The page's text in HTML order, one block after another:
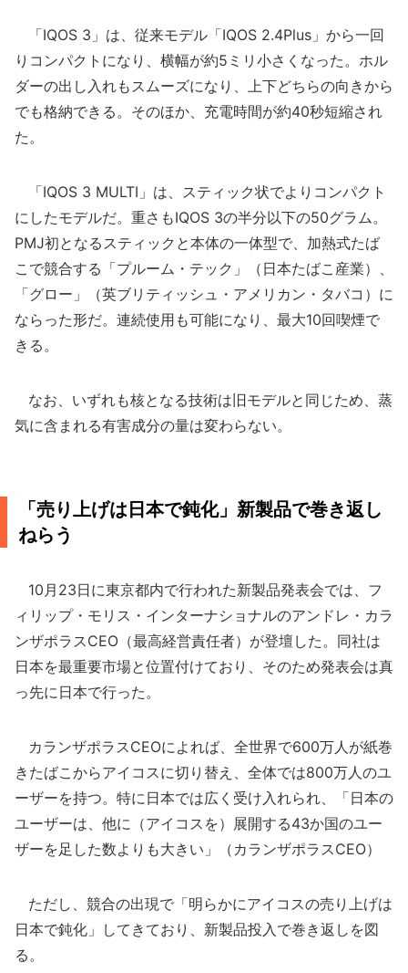
「IQOS 3」は、従来モデル「IQOS 2.4Plus」から一回
りコンパクトになり、横幅が約5ミリ小さくなった。ホル
ダーの出し入れもスムーズになり、上下どちらの向きから
でも格納できる。そのほか、充電時間が約40秒短縮され
た。
「IQOS 3 MULTI」は、スティック状でよりコンパクト
にしたモデルだ。重さもIQOS 3の半分以下の50グラム。
PMJ初となるスティックと本体の一体型で、加熱式たば
こで競合する「プルーム・テック」（日本たばこ産業）、
「グロー」（英ブリティッシュ・アメリカン・タバコ）に
ならった形だ。連続使用も可能になり、最大10回喫煙で
きる。
なお、いずれも核となる技術は旧モデルと同じため、蒸
気に含まれる有害成分の量は変わらない。
「売り上げは日本で鈍化」新製品で巻き返し
ねらう
10月23日に東京都内で行われた新製品発表会では、フ
ィリップ・モリス・インターナショナルのアンドレ・カラ
ンザポラスCEO（最高経営責任者）が登壇した。同社は
日本を最重要市場と位置付けており、そのため発表会は真
っ先に日本で行った。
カランザポラスCEOによれば、全世界で600万人が紙巻
きたばこからアイコスに切り替え、全体では800万人のユ
ーザーを持つ。特に日本では広く受け入れられ、「日本の
ユーザーは、他に（アイコスを）展開する43か国のユー
ザーを足した数よりも大きい」（カランザポラスCEO）
ただし、競合の出現で「明らかにアイコスの売り上げは
日本で鈍化」してきており、新製品投入で巻き返しを図
る。